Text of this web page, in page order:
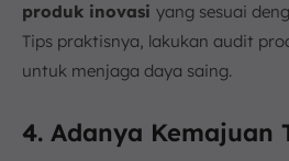
produk inovasi yang sesuai
Tips praktisnya, lakukan audit
untuk menjaga daya saing.
4. Adanya Kemajuan